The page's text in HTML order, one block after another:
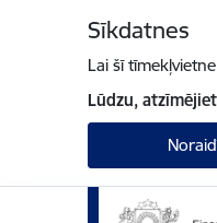
Sīkdatnes
Lai šī
Lūdzu,